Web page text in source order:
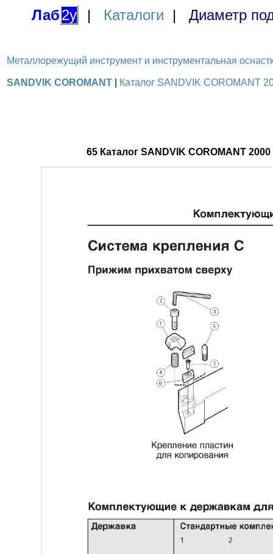
Лаб2у | Каталоги | Диаметр
Металлорежущий инструмент и инструментальная
SANDVIK COROMANT Каталог SANDVIK COROMANT
65 Каталог SANDVIK COROMANT